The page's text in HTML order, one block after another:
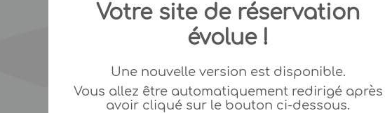
Votre site de réservation
évolue !
Une nouvelle version est disponible.
Vous allez être automatiquement redirigé après
avoir cliqué sur le bouton ci-dessous.